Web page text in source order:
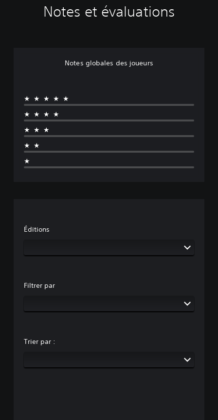
Notes et évaluations
Notes globales des joueurs
★★★★★
★★★★
★★★
★★
★
Éditions
Filtrer par
Trier par :